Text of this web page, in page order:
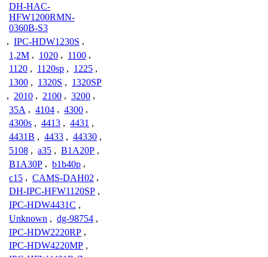
DH-HAC-
HFW1200RMN-
0360B-S3
, IPC-HDW1230S ,
1,2M , 1020 , 1100 ,
1120 , 1120sp , 1225 ,
1300 , 1320S , 1320SP
, 2010 , 2100 , 3200 ,
35A , 4104 , 4300 ,
4300s , 4413 , 4431 ,
4431B , 4433 , 44330 ,
5108 , a35 , B1A20P ,
B1A30P , b1b40p ,
c15 , CAMS-DAH02 ,
DH-IPC-HFW1120SP ,
IPC-HDW4431C ,
Unknown , dg-98754 ,
IPC-HDW2220RP ,
IPC-HDW4220MP ,